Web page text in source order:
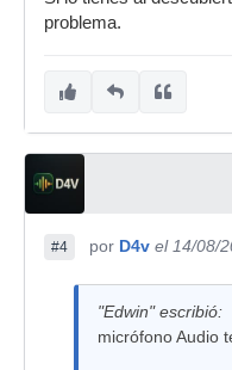
problema.
#4 por D4v el 14/08/
"Edwin" escribió:
micrófono Audio